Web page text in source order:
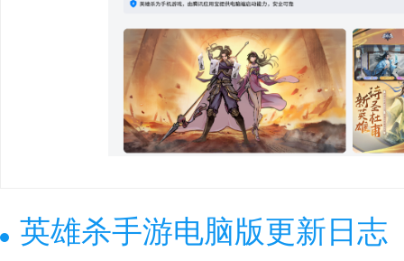
英雄杀手游电脑版更新日志